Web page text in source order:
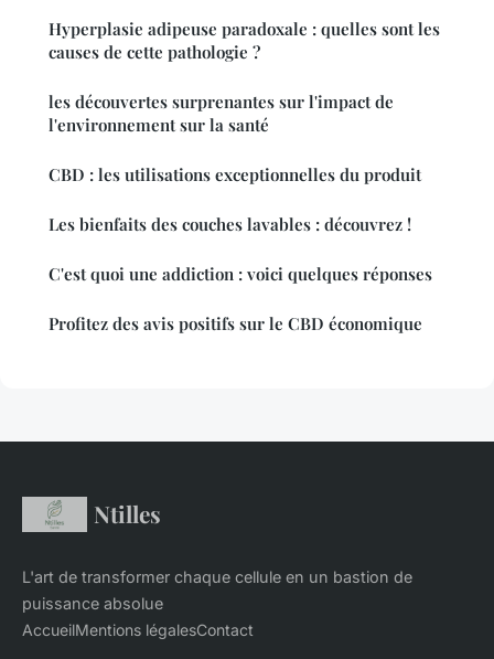
Hyperplasie adipeuse paradoxale : quelles sont les
causes de cette pathologie ?
les découvertes surprenantes sur l'impact de
l'environnement sur la santé
CBD : les utilisations exceptionnelles du produit
Les bienfaits des couches lavables : découvrez !
C'est quoi une addiction : voici quelques réponses
Profitez des avis positifs sur le CBD économique
Ntilles
L'art de transformer chaque cellule en un bastion de
puissance absolue
AccueilMentions légalesContact